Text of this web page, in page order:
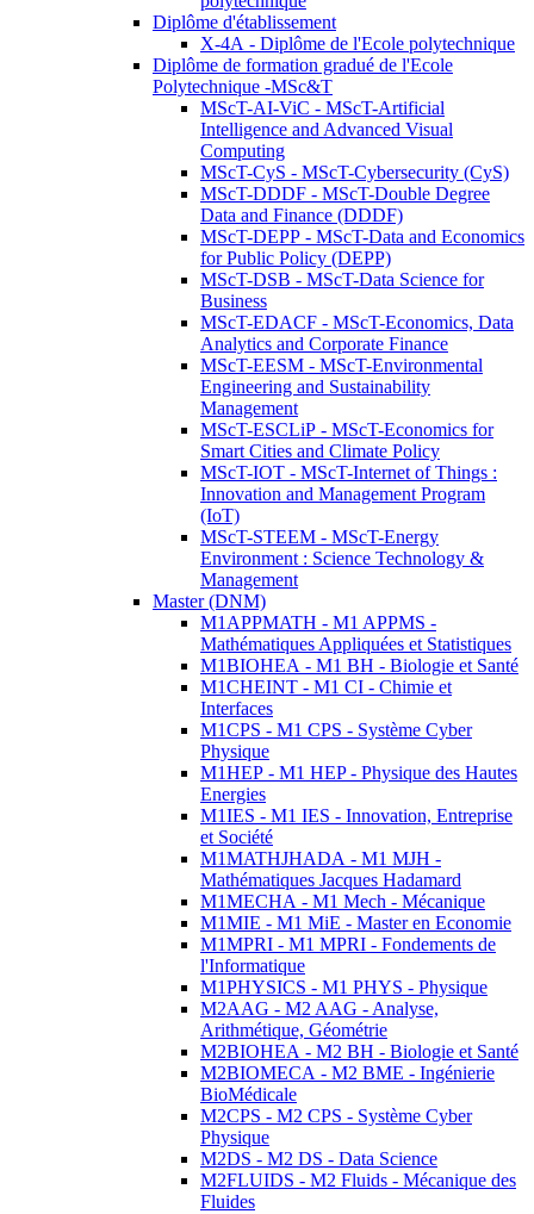
Diplôme d'établissement
X-4A - Diplôme de l'Ecole polytechnique
Diplôme de formation gradué de l'Ecole
Polytechnique -MSc&T
MScT-AI-ViC - MScT-Artificial
Intelligence and Advanced Visual
Computing
MScT-CyS - MScT-Cybersecurity (CyS)
MScT-DDDF - MScT-Double Degree
Data and Finance (DDDF)
MScT-DEPP - MScT-Data and Economics
for Public Policy (DEPP)
MScT-DSB - MScT-Data Science for
Business
MScT-EDACF - MScT-Economics, Data
Analytics and Corporate Finance
MScT-EESM - MScT-Environmental
Engineering and Sustainability
Management
MScT-ESCLiP - MScT-Economics for
Smart Cities and Climate Policy
MScT-IOT - MScT-Internet of Things :
Innovation and Management Program
(IoT)
MScT-STEEM - MScT-Energy
Environment : Science Technology &
Management
Master (DNM)
M1APPMATH - M1 APPMS -
Mathématiques Appliquées et Statistiques
M1BIOHEA - M1 BH - Biologie et Santé
M1CHEINT - M1 CI - Chimie et
Interfaces
M1CPS - M1 CPS - Système Cyber
Physique
M1HEP - M1 HEP - Physique des Hautes
Energies
M1IES - M1 IES - Innovation, Entreprise
et Société
M1MATHJHADA - M1 MJH -
Mathématiques Jacques Hadamard
M1MECHA - M1 Mech - Mécanique
M1MIE - M1 MiE - Master en Economie
M1MPRI - M1 MPRI - Fondements de
l'Informatique
M1PHYSICS - M1 PHYS - Physique
M2AAG - M2 AAG - Analyse,
Arithmétique, Géométrie
M2BIOHEA - M2 BH - Biologie et Santé
M2BIOMECA - M2 BME - Ingénierie
BioMédicale
M2CPS - M2 CPS - Système Cyber
Physique
M2DS - M2 DS - Data Science
M2FLUIDS - M2 Fluids - Mécanique des
Fluides